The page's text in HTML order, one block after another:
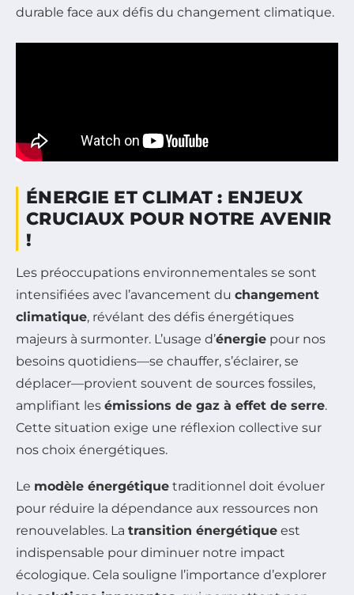
durable face aux défis du changement climatique.
ÉNERGIE ET CLIMAT : ENJEUX
CRUCIAUX POUR NOTRE AVENIR
!
Les préoccupations environnementales se sont
intensifiées avec l’avancement du changement
climatique, révélant des défis énergétiques
majeurs à surmonter. L’usage d’énergie pour nos
besoins quotidiens—se chauffer, s’éclairer, se
déplacer—provient souvent de sources fossiles,
amplifiant les émissions de gaz à effet de serre.
Cette situation exige une réflexion collective sur
nos choix énergétiques.
Le modèle énergétique traditionnel doit évoluer
pour réduire la dépendance aux ressources non
renouvelables. La transition énergétique est
indispensable pour diminuer notre impact
écologique. Cela souligne l’importance d’explorer